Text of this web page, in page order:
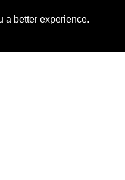
a better experience.